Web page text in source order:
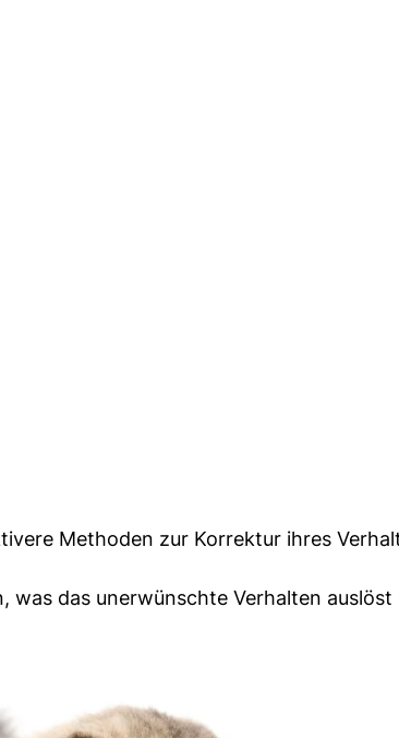
Methoden zur Korrektur ihres
was das unerwünschte Verhalten auslöst